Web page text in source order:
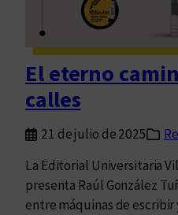
El eterno
calles
21 de julio de 2025
La Editorial Universitaria
presenta Raúl González
entre máquinas de